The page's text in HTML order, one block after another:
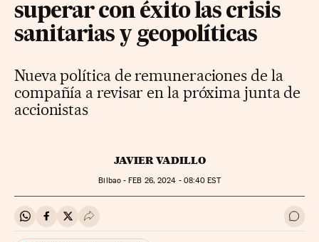
superar con éxito las crisis
sanitarias y geopolíticas
Nueva política de remuneraciones de la
compañía a revisar en la próxima junta de
accionistas
JAVIER VADILLO
Bilbao -FEB 26, 2024 - 08:40 EST
Compartir en Whatsapp
Compartir en Facebook
Compartir en Twitter
Desplegar Redes Sociales Ir a